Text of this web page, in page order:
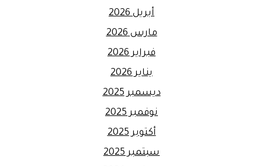
أبريل 2026
مارس 2026
فبراير 2026
يناير 2026
ديسمبر 2025
نوفمبر 2025
أكتوبر 2025
سبتمبر 2025